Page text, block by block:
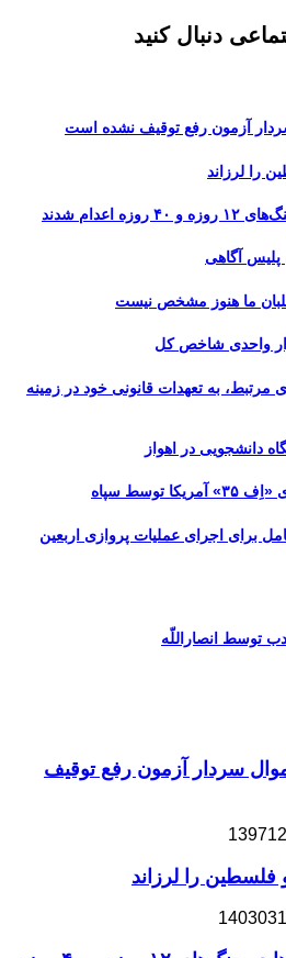
دنبال کنید
آزمون رفع توقیف نشده است
پلیس آگاهی
مرتبط، به تعهدات قانونی خود در زمینه
سپاه
برای اجرای عملیات پروازی اربعین
توسط انصاراللّه
سردار آزمون رفع توقیف